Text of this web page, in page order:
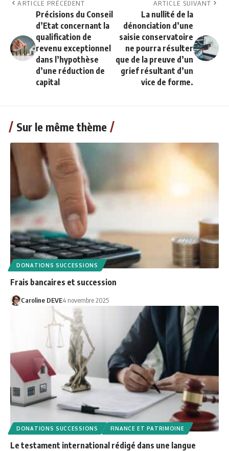
ARTICLE PRÉCÉDENT
Précisions du Conseil
d’Etat concernant la
qualification de
revenu exceptionnel
dans l’hypothèse
d’une réduction de
capital
ARTICLE SUIVANT
La nullité de la
dénonciation d’une
saisie conservatoire
ne pourra résulter
que de la preuve d’un
grief résultant d’un
vice de forme.
Sur le même thème
DONATIONS SUCCESSIONS
Frais bancaires et succession
Caroline DEVE4 novembre 2025
DONATIONS SUCCESSIONS FINANCE ET PATRIMOINE
Le testament international rédigé dans une langue